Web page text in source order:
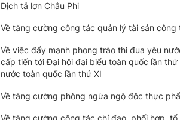
Dịch tả lợn Châu Phi
Về tăng cường công tác quản lý tài sản
Về việc đẩy mạnh phong trào thi đua yêu
cấp tiến tới Đại hội đại biểu toàn quốc lần
nước toàn quốc lần thứ XI
Về tăng cường phòng ngừa ngộ độc thực
Về tăng cường công tác chỉ đạo, phối hợp,